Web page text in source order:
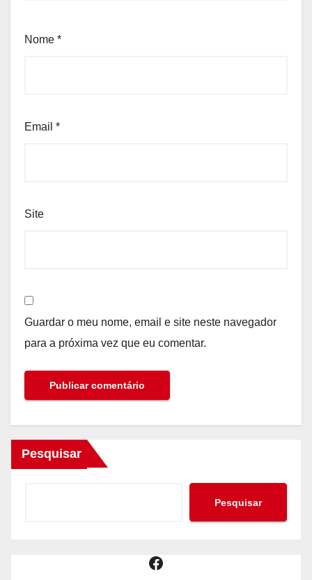
Nome *
Email *
Site
Guardar o meu nome, email e site neste navegador
para a próxima vez que eu comentar.
Pesquisar
Pesquisar
Facebook